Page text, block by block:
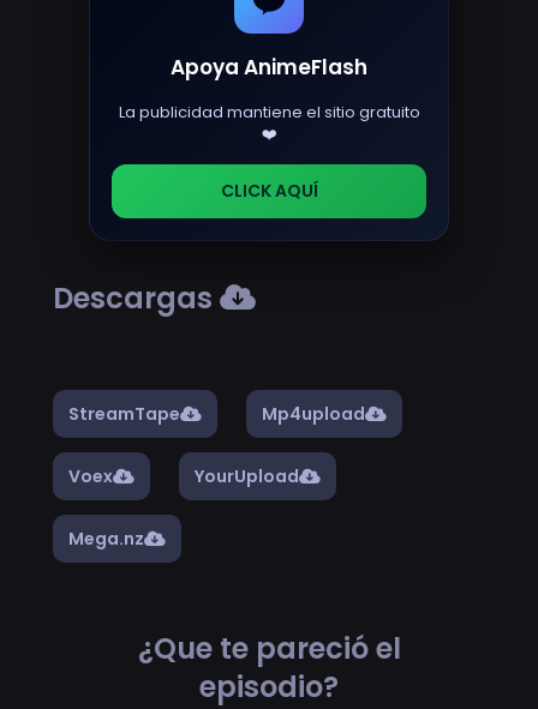
Apoya AnimeFlash
La publicidad mantiene el sitio gratuito
❤️
CLICK AQUÍ
Descargas
StreamTape Mp4upload
Voex YourUpload
Mega.nz
¿Que te pareció el
episodio?